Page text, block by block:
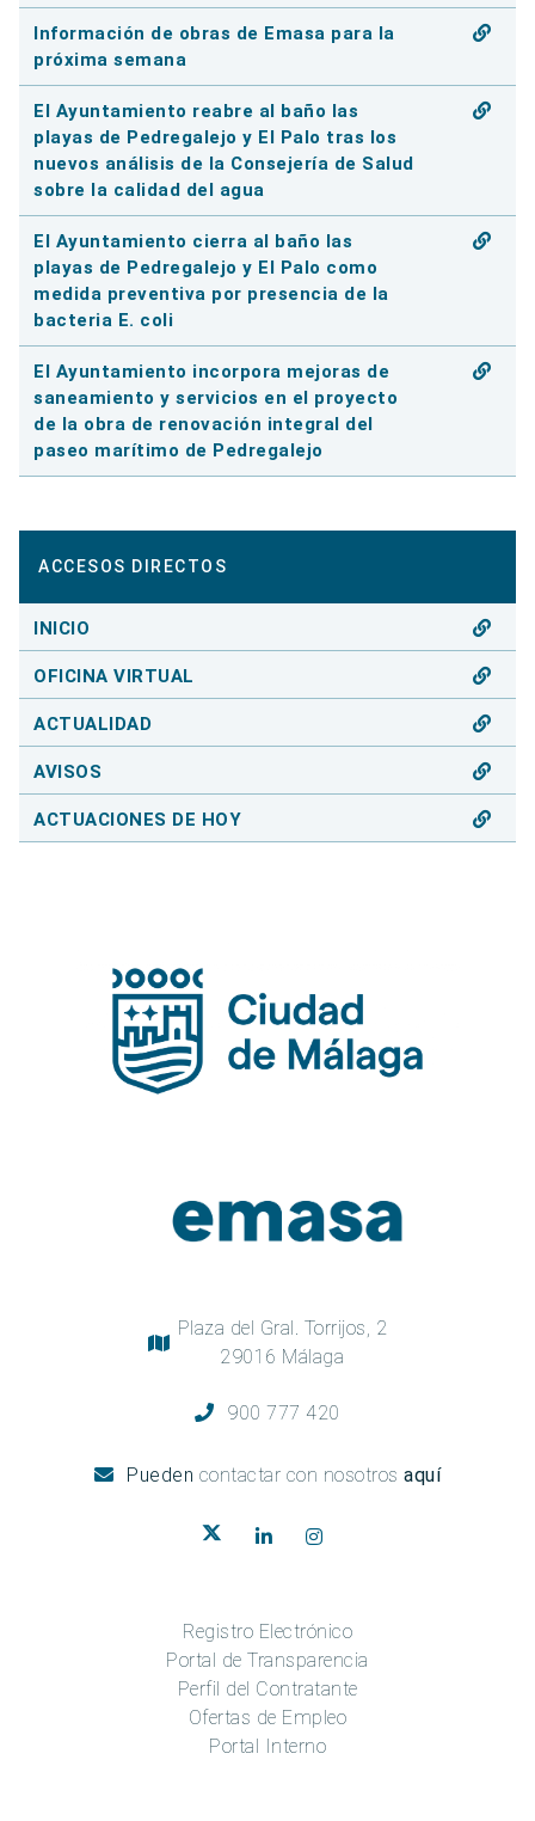
Información de obras de Emasa para la
próxima semana
El Ayuntamiento reabre al baño las
playas de Pedregalejo y El Palo tras los
nuevos análisis de la Consejería de Salud
sobre la calidad del agua
El Ayuntamiento cierra al baño las
playas de Pedregalejo y El Palo como
medida preventiva por presencia de la
bacteria E. coli
El Ayuntamiento incorpora mejoras de
saneamiento y servicios en el proyecto
de la obra de renovación integral del
paseo marítimo de Pedregalejo
ACCESOS DIRECTOS
INICIO
OFICINA VIRTUAL
ACTUALIDAD
AVISOS
ACTUACIONES DE HOY
Plaza del Gral. Torrijos, 2
29016 Málaga
900 777 420
Pueden contactar con nosotros aquí
Registro Electrónico
Portal de Transparencia
Perfil del Contratante
Ofertas de Empleo
Portal Interno